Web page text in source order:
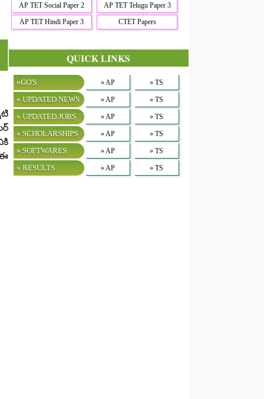
ఈ
AP TET Social Paper 2
AP TET Telugu Paper 3
AP TET Hindi Paper 3
CTET Papers
QUICK LINKS
»GO'S » AP » TS
» UPDATED NEWS » AP » TS
» UPDATED JOBS » AP » TS
» SCHOLARSHIPS » AP » TS
» SOFTWARES » AP » TS
» RESULTS » AP » TS